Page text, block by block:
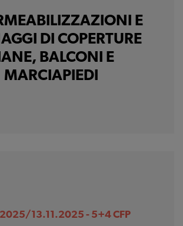
E
DI COPERTURE
BALCONI E
MARCIAPIEDI
13.11.2025 - 5+4 CFP